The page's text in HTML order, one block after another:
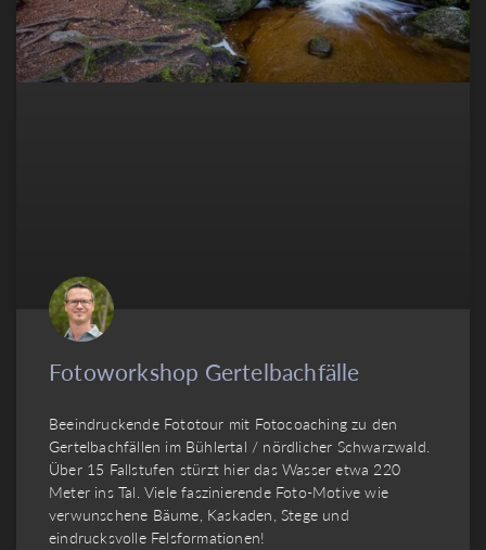
Fotoworkshop Gertelbachfälle
Beeindruckende Fototour mit Fotocoaching zu den
Gertelbachfällen im Bühlertal / nördlicher Schwarzwald.
Über 15 Fallstufen stürzt hier das Wasser etwa 220
Meter ins Tal. Viele faszinierende Foto-Motive wie
verwunschene Bäume, Kaskaden, Stege und
eindrucksvolle Felsformationen!